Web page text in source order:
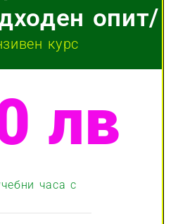
опит/
курс
лв
часа с